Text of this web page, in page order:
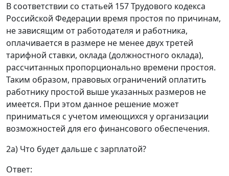
В соответствии со статьей 157 Трудового кодекса
Российской Федерации время простоя по причинам,
не зависящим от работодателя и работника,
оплачивается в размере не менее двух третей
тарифной ставки, оклада (должностного оклада),
рассчитанных пропорционально времени простоя.
Таким образом, правовых ограничений оплатить
работнику простой выше указанных размеров не
имеется. При этом данное решение может
приниматься с учетом имеющихся у организации
возможностей для его финансового обеспечения.
2а) Что будет дальше с зарплатой?
Ответ: